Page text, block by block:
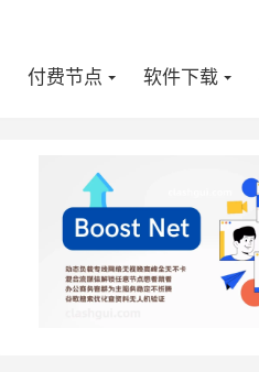
付费节点 软件下载